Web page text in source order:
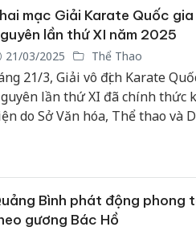
mạc Giải Karate Quốc
lần thứ XI năm 2025
21/03/2025 Thể Thao
21/3, Giải vô địch Karate
lần thứ XI đã chính thức
do Sở Văn hóa, Thể thao và
Bình phát động phong
gương Bác Hồ